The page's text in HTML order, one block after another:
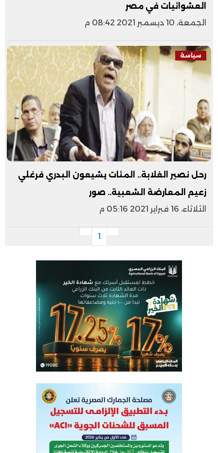
العشوائيات في مصر
الجمعة، 10 ديسمبر 2021 08:42 م
سياسة
رحل نصير الغلابة.. المئات يشيعون البدري فرغلي
زعيم المعارضة الشعبية.. صور
الثلاثاء، 16 فبراير 2021 05:16 م
1